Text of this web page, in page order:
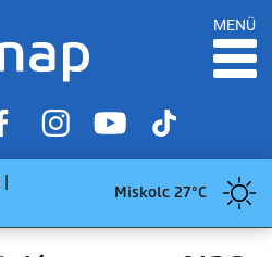
MENÜ
Miskolc 27°C